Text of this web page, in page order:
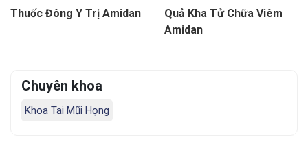
Thuốc Đông Y Trị Amidan
Quả Kha Tử Chữa Viêm
Amidan
Chuyên khoa
Khoa Tai Mũi Họng